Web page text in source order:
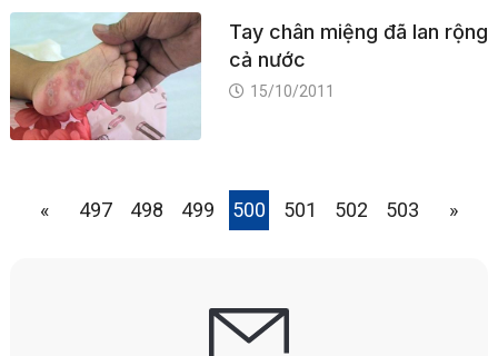
Tay chân miệng đã lan rộng
cả nước
15/10/2011
« 497 498 499 500 501 502 503 »